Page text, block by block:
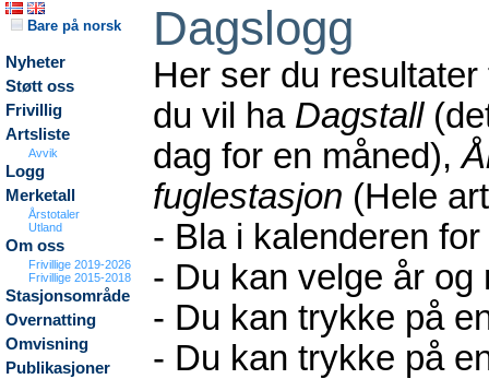
Bare på norsk
Nyheter
Støtt oss
Frivillig
Artsliste
Avvik
Logg
Merketall
Årstotaler
Utland
Om oss
Frivillige 2019-2026
Frivillige 2015-2018
Stasjonsområde
Overnatting
Omvisning
Publikasjoner
Dagslogg
Her ser du
du vil ha Dagstall
dag for en måned),
fuglestasjon (Hele
- Bla i kalenderen
- Du kan velge år
- Du kan trykke på
- Du kan trykke på